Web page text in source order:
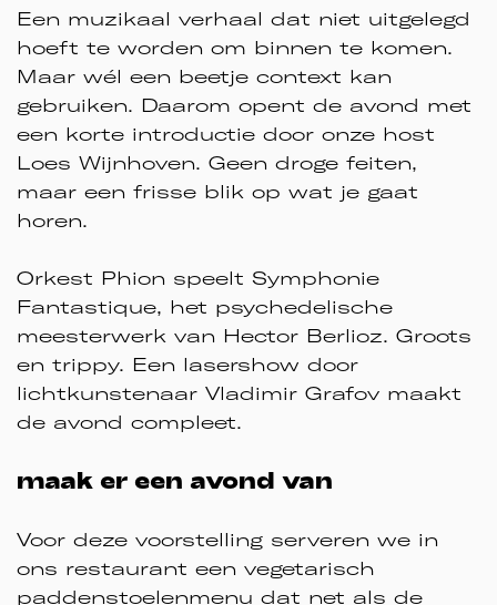
Een muzikaal verhaal dat niet uitgelegd
hoeft te worden om binnen te komen.
Maar wél een beetje context kan
gebruiken. Daarom opent de avond met
een korte introductie door onze host
Loes Wijnhoven. Geen droge feiten,
maar een frisse blik op wat je gaat
horen.
Orkest Phion speelt Symphonie
Fantastique, het psychedelische
meesterwerk van Hector Berlioz. Groots
en trippy. Een lasershow door
lichtkunstenaar Vladimir Grafov maakt
de avond compleet.
maak er een avond van
Voor deze voorstelling serveren we in
ons restaurant een vegetarisch
paddenstoelenmenu dat net als de